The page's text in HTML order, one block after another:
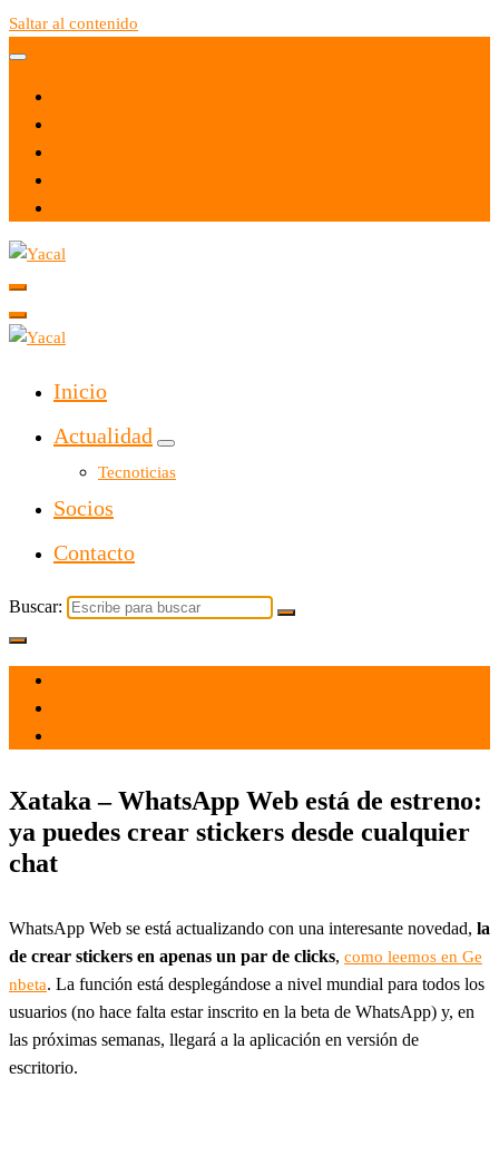
Saltar al contenido
Yacal micro hosting
Inicio
Actualidad
Tecnoticias
Socios
Contacto
Buscar:
Xataka – WhatsApp Web está de estreno:
ya puedes crear stickers desde cualquier
chat
WhatsApp Web se está actualizando con una interesante novedad, la
de crear stickers en apenas un par de clicks, como leemos en Ge
nbeta. La función está desplegándose a nivel mundial para todos los
usuarios (no hace falta estar inscrito en la beta de WhatsApp) y, en
las próximas semanas, llegará a la aplicación en versión de
escritorio.